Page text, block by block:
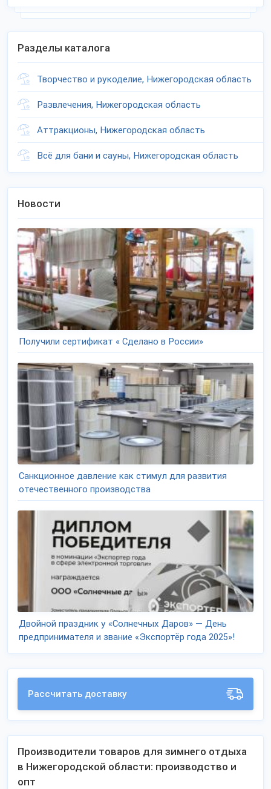
Разделы каталога
Творчество и рукоделие, Нижегородская область
Развлечения, Нижегородская область
Аттракционы, Нижегородская область
Всё для бани и сауны, Нижегородская область
Новости
Получили сертификат « Сделано в России»
Санкционное давление как стимул для развития
отечественного производства
Двойной праздник у «Солнечных Даров» — День
предпринимателя и звание «Экспортёр года 2025»!
Рассчитать доставку
Производители товаров для зимнего отдыха
в Нижегородской области: производство и
опт